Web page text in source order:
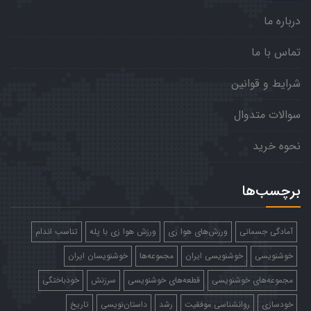
درباره ما
تماس با ما
شرایط و قوانین
سوالات متدوال
نحوه خرید
برچسب‌ها
آمادگی جسمانی ورزش‌های هوا زی ورزش هوا زی با پله
تناسب اندام
خوشنویسی
خوشنویسی ایران مجموعه‌ها
خوشنویسان ایران
مجموعه‌های خوشنویسی
قطعه‌های خوشنویسی سرزنش
خودباختگی
خودسازی
روانشناسی موفقیت رشد داستان‌نویسی تاریخ